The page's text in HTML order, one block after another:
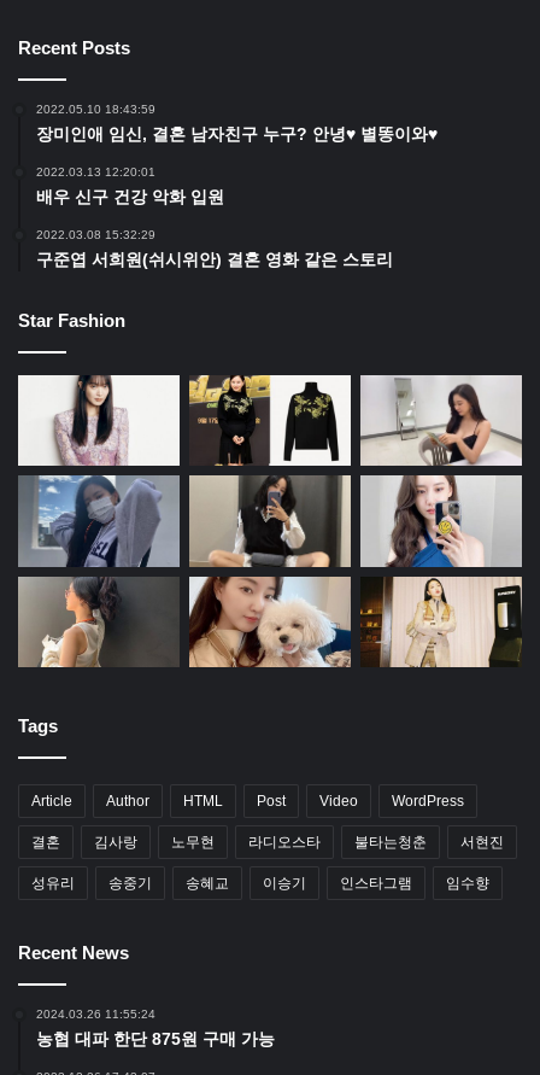
Recent Posts
2022.05.10 18:43:59
장미인애 임신, 결혼 남자친구 누구? 안녕♥ 별똥이와♥
2022.03.13 12:20:01
배우 신구 건강 악화 입원
2022.03.08 15:32:29
구준엽 서희원(쉬시위안) 결혼 영화 같은 스토리
Star Fashion
Tags
Article Author HTML Post Video WordPress
결혼 김사랑 노무현 라디오스타 불타는청춘 서현진
성유리 송중기 송혜교 이승기 인스타그램 임수향
Recent News
2024.03.26 11:55:24
농협 대파 한단 875원 구매 가능